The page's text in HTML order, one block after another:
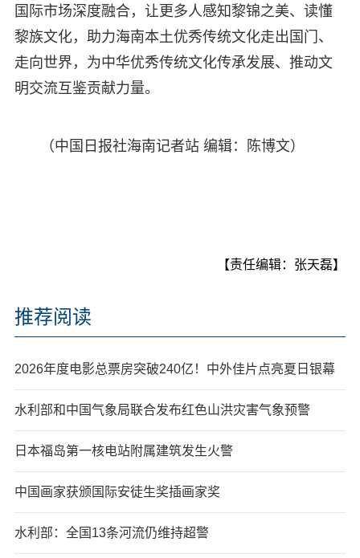
国际市场深度融合，让更多人感知黎锦之美、读懂
黎族文化，助力海南本土优秀传统文化走出国门、
走向世界，为中华优秀传统文化传承发展、推动文
明交流互鉴贡献力量。
（中国日报社海南记者站 编辑：陈博文）
【责任编辑：张天磊】
推荐阅读
2026年度电影总票房突破240亿！中外佳片点亮夏日银幕
水利部和中国气象局联合发布红色山洪灾害气象预警
日本福岛第一核电站附属建筑发生火警
中国画家获颁国际安徒生奖插画家奖
水利部：全国13条河流仍维持超警